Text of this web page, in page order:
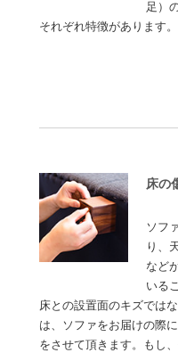
足）
それぞれ特徴があります
床の
ソフ
り、
など
いる
床との設置面のキズでは
は、ソファをお届けの際
をさせて頂きます。もし